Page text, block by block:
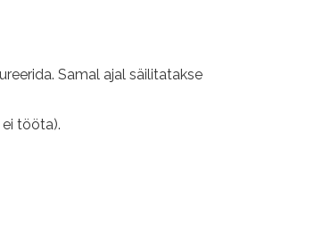
Samal ajal säilitatakse
tööta).